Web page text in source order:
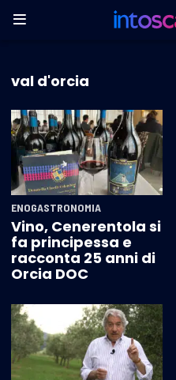
val d'orcia
ENOGASTRONOMIA
Vino, Cenerentola si
fa principessa e
racconta 25 anni di
Orcia DOC